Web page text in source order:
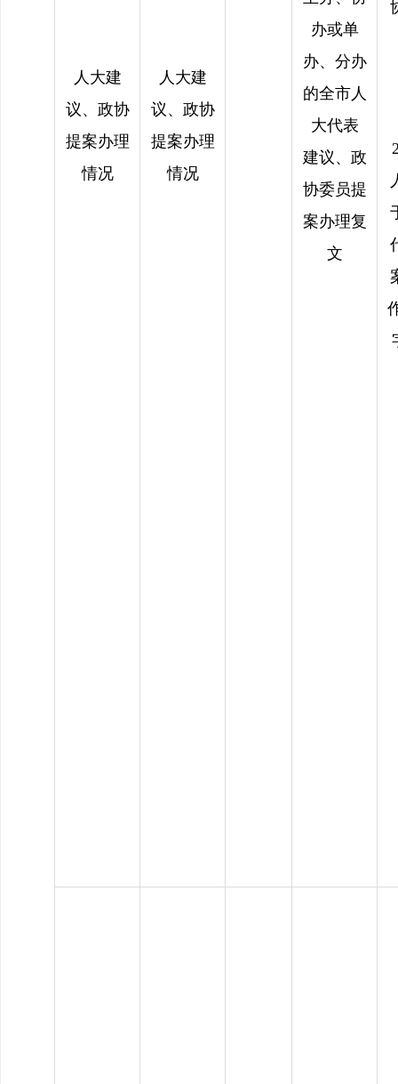
人大建
议、政协
提案办理
情况
人大建
议、政协
提案办理
情况
办或单
办、分办
的全市人
大代表
建议、政
协委员提
案办理复
文